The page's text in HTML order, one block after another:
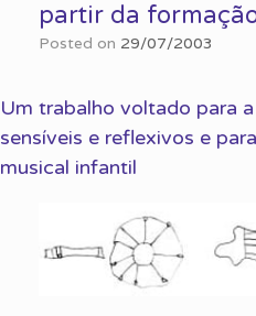
partir da
Posted on 29/07/2003
Um trabalho voltado para
sensíveis e reflexivos e
musical infantil